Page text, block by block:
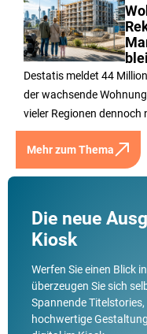
Destatis meldet 44
der wachsende
vieler Regionen dennoch
Mehr zum Thema
Die neue
Kiosk
Werfen Sie einen Blick
überzeugen Sie sich
Spannende
hochwertige